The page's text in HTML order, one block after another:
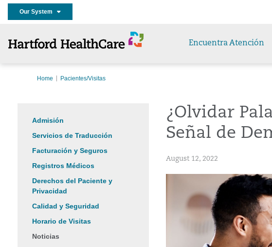
Our System
Encuentra Atención
Home Pacientes/Visitas
Admisión
Servicios de Traducción
Facturación y Seguros
Registros Médicos
Derechos del Paciente y
Privacidad
Calidad y Seguridad
Horario de Visitas
Noticias
¿Olvidar
Señal de
August 12, 2022